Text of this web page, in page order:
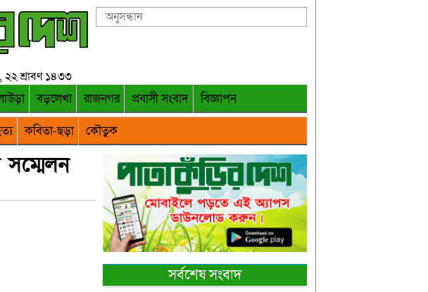
শ্রাবণ ১৪৩৩
বড়লেখা রাজনগর প্রবাসী সংবাদ
বিজ্ঞাপন
কবিতা-ছড়া কৌতুক
সম্মেলন
সর্বশেষ সংবাদ